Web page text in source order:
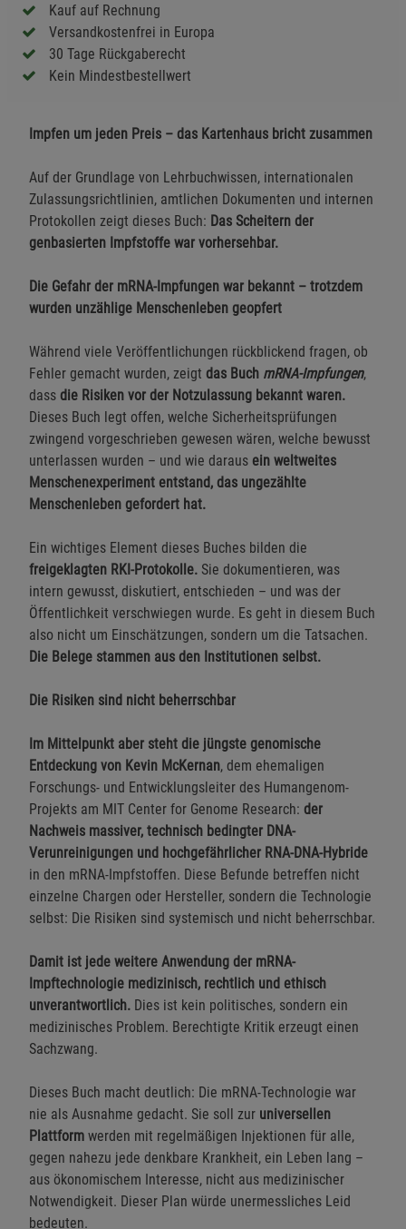
Kauf auf Rechnung
Versandkostenfrei in Europa
30 Tage Rückgaberecht
Kein Mindestbestellwert
Impfen um jeden Preis – das Kartenhaus bricht zusammen
Auf der Grundlage von Lehrbuchwissen, internationalen
Zulassungsrichtlinien, amtlichen Dokumenten und internen
Protokollen zeigt dieses Buch: Das Scheitern der
genbasierten Impfstoffe war vorhersehbar.
Die Gefahr der mRNA-Impfungen war bekannt – trotzdem
wurden unzählige Menschenleben geopfert
Während viele Veröffentlichungen rückblickend fragen, ob
Fehler gemacht wurden, zeigt das Buch mRNA-Impfungen,
dass die Risiken vor der Notzulassung bekannt waren.
Dieses Buch legt offen, welche Sicherheitsprüfungen
zwingend vorgeschrieben gewesen wären, welche bewusst
unterlassen wurden – und wie daraus ein weltweites
Menschenexperiment entstand, das ungezählte
Menschenleben gefordert hat.
Ein wichtiges Element dieses Buches bilden die
freigeklagten RKI-Protokolle. Sie dokumentieren, was
intern gewusst, diskutiert, entschieden – und was der
Öffentlichkeit verschwiegen wurde. Es geht in diesem Buch
also nicht um Einschätzungen, sondern um die Tatsachen.
Die Belege stammen aus den Institutionen selbst.
Die Risiken sind nicht beherrschbar
Im Mittelpunkt aber steht die jüngste genomische
Entdeckung von Kevin McKernan, dem ehemaligen
Forschungs- und Entwicklungsleiter des Humangenom-
Projekts am MIT Center for Genome Research: der
Nachweis massiver, technisch bedingter DNA-
Verunreinigungen und hochgefährlicher RNA-DNA-Hybride
in den mRNA-Impfstoffen. Diese Befunde betreffen nicht
einzelne Chargen oder Hersteller, sondern die Technologie
selbst: Die Risiken sind systemisch und nicht beherrschbar.
Damit ist jede weitere Anwendung der mRNA-
Impftechnologie medizinisch, rechtlich und ethisch
unverantwortlich. Dies ist kein politisches, sondern ein
medizinisches Problem. Berechtigte Kritik erzeugt einen
Sachzwang.
Dieses Buch macht deutlich: Die mRNA-Technologie war
nie als Ausnahme gedacht. Sie soll zur universellen
Plattform werden mit regelmäßigen Injektionen für alle,
gegen nahezu jede denkbare Krankheit, ein Leben lang –
aus ökonomischem Interesse, nicht aus medizinischer
Notwendigkeit. Dieser Plan würde unermessliches Leid
bedeuten.